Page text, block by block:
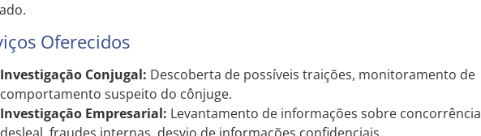
Oferecidos
Investigação Conjugal: Descoberta de possíveis traições, monitoramento de
comportamento suspeito do cônjuge.
Investigação Empresarial: Levantamento de informações sobre concorrência